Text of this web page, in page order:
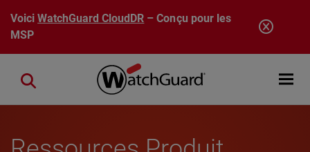
Aller au contenu principal
VoiciWatchGuard CloudDR – Conçu pour les
MSP
Open
Close search